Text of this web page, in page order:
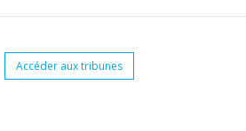
Accéder aux tribunes